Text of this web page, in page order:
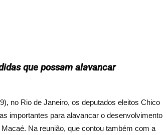
que possam alavancar
no Rio de Janeiro, os deputados eleitos Chico
importantes para alavancar o desenvolvimento
Na reunião, que contou também com a